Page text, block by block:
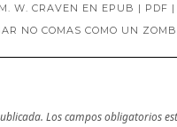
W. CRAVEN EN EPUB | PDF
NO COMAS COMO UN
Los campos obligatorios